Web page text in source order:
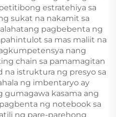
estratehiya sa
sukat na nakamit sa
pagbebenta ng
sa mas maliit na
nang
chain sa pamamagitan
na istruktura ng presyo sa
ng imbentaryo ay
gumagawa kasama ang
ng notebook sa
ng pare-parehong